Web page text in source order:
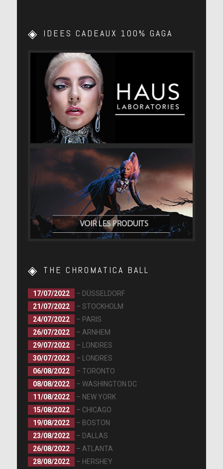
IDEES CADEAUX 100% GAGA
THE CHROMATICA BALL
17/07/2022
– DÜSSELDORF
21/07/2022
– STOCKHOLM
24/07/2022
– PARIS
26/07/2022
– ARNHEM
29/07/2022
– LONDRES
30/07/2022
– LONDRES
06/08/2022
– TORONTO
08/08/2022
– WASHINGTON DC
11/08/2022
– NEW YORK
15/08/2022
– CHICAGO
19/08/2022
– BOSTON
23/08/2022
– DALLAS
26/08/2022
– ATLANTA
28/08/2022
– HERSHEY